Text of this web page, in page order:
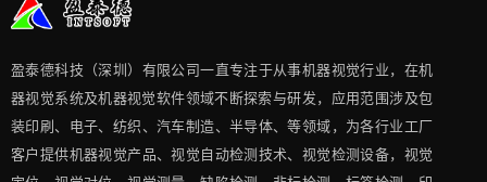
盈泰德科技（深圳）有限公司一直专注于从事机器视觉行业，在机
器视觉系统及机器视觉软件领域不断探索与研发​，应用范围涉及包
装印刷、电子、纺织、汽车制造、半导体、等领域，为各行业工厂
客户提供机器视觉产品、视觉自动检测技术、视觉检测设备，视觉